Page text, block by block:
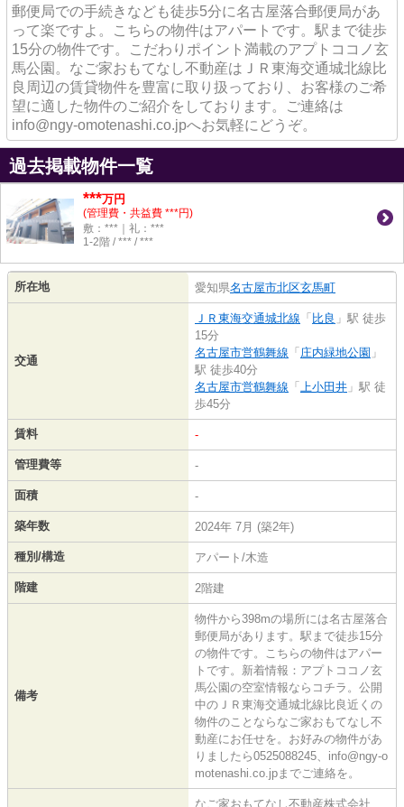
郵便局での手続きなども徒歩5分に名古屋落合郵便局があ
って楽ですよ。こちらの物件はアパートです。駅まで徒歩
15分の物件です。こだわりポイント満載のアプトココノ玄
馬公園。なご家おもてなし不動産はＪＲ東海交通城北線比
良周辺の賃貸物件を豊富に取り扱っており、お客様のご希
望に適した物件のご紹介をしております。ご連絡は
info@ngy-omotenashi.co.jpへお気軽にどうぞ。
過去掲載物件一覧
***万円
(管理費・共益費 ***円)
敷：***｜礼：***
1-2階 / *** / ***
所在地 愛知県名古屋市北区玄馬町
交通
ＪＲ東海交通城北線 「 比良 」駅 徒歩
15分
名古屋市営鶴舞線 「 庄内緑地公園 」
駅 徒歩40分
名古屋市営鶴舞線 「 上小田井 」駅 徒
歩45分
賃料 -
管理費等 -
面積 -
築年数 2024年 7月 (築2年)
種別/構造 アパート/木造
階建 2階建
備考
物件から398mの場所には名古屋落合
郵便局があります。駅まで徒歩15分
の物件です。こちらの物件はアパー
トです。新着情報：アプトココノ玄
馬公園の空室情報ならコチラ。公開
中のＪＲ東海交通城北線比良近くの
物件のことならなご家おもてなし不
動産にお任せを。お好みの物件があ
りましたら0525088245、info@ngy-o
motenashi.co.jpまでご連絡を。
なご家おもてなし不動産株式会社